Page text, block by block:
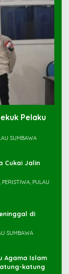
Pelaku
SUMBAWA
Cukai Jalin
PULAU
di
SUMBAWA
Agama Islam
Maras Terkatung-katung